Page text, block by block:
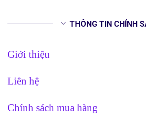
THÔNG TIN CHÍNH
Giới thiệu
Liên hệ
Chính sách mua hàng